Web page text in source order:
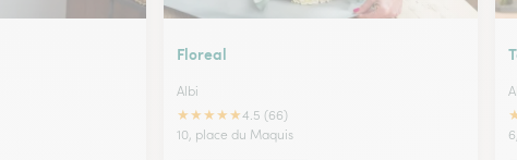
Floreal
Albi
★★★★★4.5 (66)
10, place du Maquis